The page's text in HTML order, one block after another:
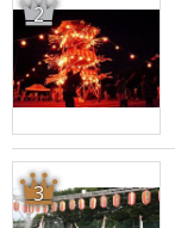
2
3